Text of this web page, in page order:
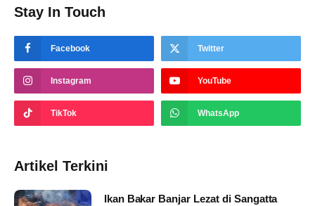
Stay In Touch
Facebook Twitter
Instagram YouTube
TikTok WhatsApp
Artikel Terkini
Ikan Bakar Banjar Lezat di Sangatta